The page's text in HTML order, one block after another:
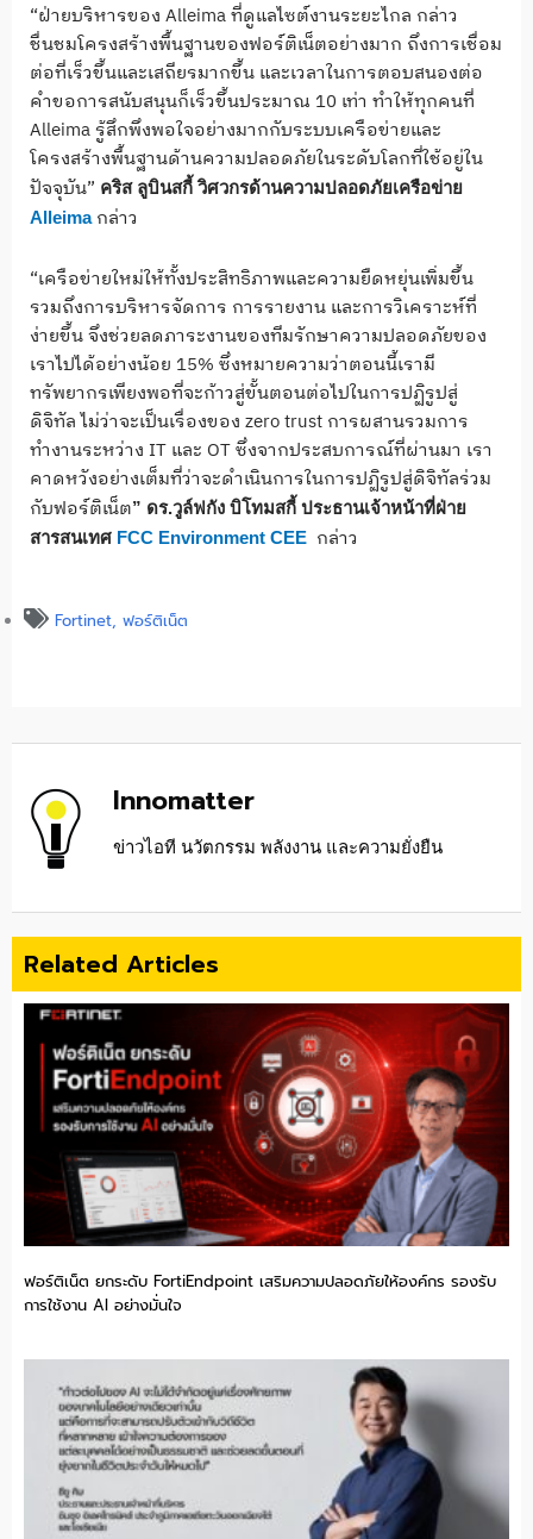
“ฝ่ายบริหารของ Alleima ที่ดูแลไซต์งานระยะไกล กล่าว
ชื่นชมโครงสร้างพื้นฐานของฟอร์ติเน็ตอย่างมาก ถึงการเชื่อม
ต่อที่เร็วขึ้นและเสถียรมากขึ้น และเวลาในการตอบสนองต่อ
คำขอการสนับสนุนก็เร็วขึ้นประมาณ 10 เท่า ทำให้ทุกคนที่
Alleima รู้สึกพึงพอใจอย่างมากกับระบบเครือข่ายและ
โครงสร้างพื้นฐานด้านความปลอดภัยในระดับโลกที่ใช้อยู่ใน
ปัจจุบัน” คริส ลูบินสกี้ วิศวกรด้านความปลอดภัยเครือข่าย
Alleimaกล่าว
“เครือข่ายใหม่ให้ทั้งประสิทธิภาพและความยืดหยุ่นเพิ่มขึ้น
รวมถึงการบริหารจัดการ การรายงาน และการวิเคราะห์ที่
ง่ายขึ้น จึงช่วยลดภาระงานของทีมรักษาความปลอดภัยของ
เราไปได้อย่างน้อย 15% ซึ่งหมายความว่าตอนนี้เรามี
ทรัพยากรเพียงพอที่จะก้าวสู่ขั้นตอนต่อไปในการปฏิรูปสู่
ดิจิทัล ไม่ว่าจะเป็นเรื่องของ zero trust การผสานรวมการ
ทำงานระหว่าง IT และ OT ซึ่งจากประสบการณ์ที่ผ่านมา เรา
คาดหวังอย่างเต็มที่ว่าจะดำเนินการในการปฏิรูปสู่ดิจิทัลร่วม
กับฟอร์ติเน็ต” ดร.วูล์ฟกัง บิโทมสกี้ ประธานเจ้าหน้าที่ฝ่าย
สารสนเทศ FCC Environment CEE กล่าว
Fortinet, ฟอร์ติเน็ต
Innomatter
ข่าวไอที นวัตกรรม พลังงาน และความยั่งยืน
Related Articles
ฟอร์ติเน็ต ยกระดับ FortiEndpoint เสริมความปลอดภัยให้องค์กร รองรับ
การใช้งาน AI อย่างมั่นใจ